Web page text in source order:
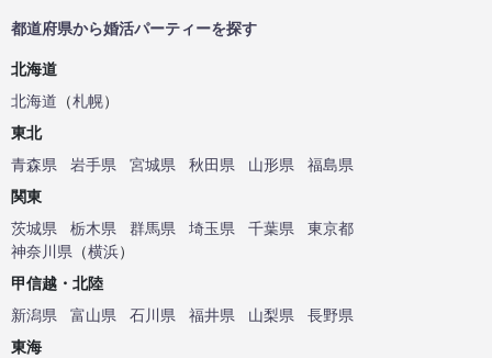
都道府県から婚活パーティーを探す
北海道
北海道 （札幌）
東北
青森県
岩手県 宮城県 秋田県 山形県
福島県
関東
茨城県
栃木県 群馬県 埼玉県 千葉県
東京都
神奈川県 （横浜）
甲信越・北陸
新潟県
富山県 石川県 福井県 山梨県
長野県
東海